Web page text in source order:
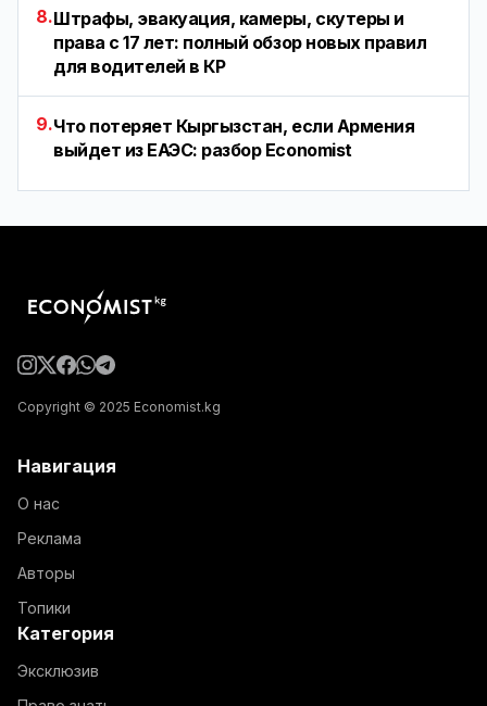
8.Штрафы, эвакуация, камеры, скутеры и
права с 17 лет: полный обзор новых правил
для водителей в КР
9.Что потеряет Кыргызстан, если Армения
выйдет из ЕАЭС: разбор Economist
Copyright © 2025 Economist.kg
Навигация
О нас
Реклама
Авторы
Топики
Категория
Эксклюзив